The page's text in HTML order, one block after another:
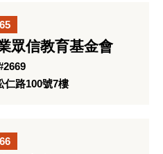
眾信教育基金會
仁路100號7樓